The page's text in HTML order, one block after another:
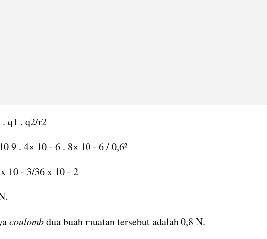
q1 . q2/r2
9 . 4× 10 - 6 . 8× 10 - 6 / 0,6²
10 - 3/36 x 10 - 2
coulomb dua buah muatan tersebut adalah 0,8 N.